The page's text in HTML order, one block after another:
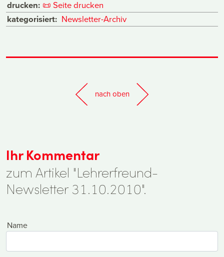
drucken: 📜 Seite drucken
kategorisiert: Newsletter-Archiv
nach oben
Ihr Kommentar
zum Artikel "Lehrerfreund-
Newsletter 31.10.2010".
Name